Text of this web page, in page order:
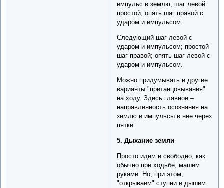
импульс в землю; шаг левой
простой; опять шаг правой с
ударом и импульсом.
Следующий шаг левой с
ударом и импульсом; простой
шаг правой; опять шаг левой с
ударом и импульсом.
Можно придумывать и другие
варианты "пританцовывания"
на ходу. Здесь главное –
направленность осознания на
землю и импульсы в нее через
пятки.
5. Дыхание земли
Просто идем и свободно, как
обычно при ходьбе, машем
руками. Но, при этом,
"открываем" ступни и дышим